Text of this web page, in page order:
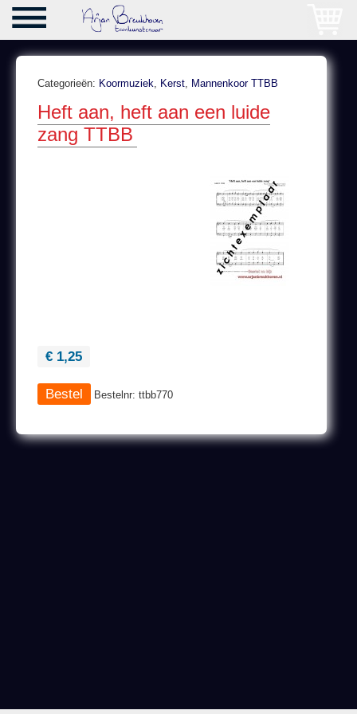
Categorieën: Koormuziek, Kerst, Mannenkoor TTBB
Heft aan, heft aan een luide
zang TTBB
€ 1,25
Bestelnr: ttbb770